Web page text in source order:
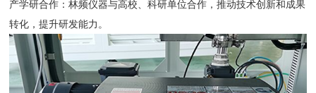
产学研合作：林频仪器与高校、科研单位合作，推动技术创新和成果
转化，提升研发能力。